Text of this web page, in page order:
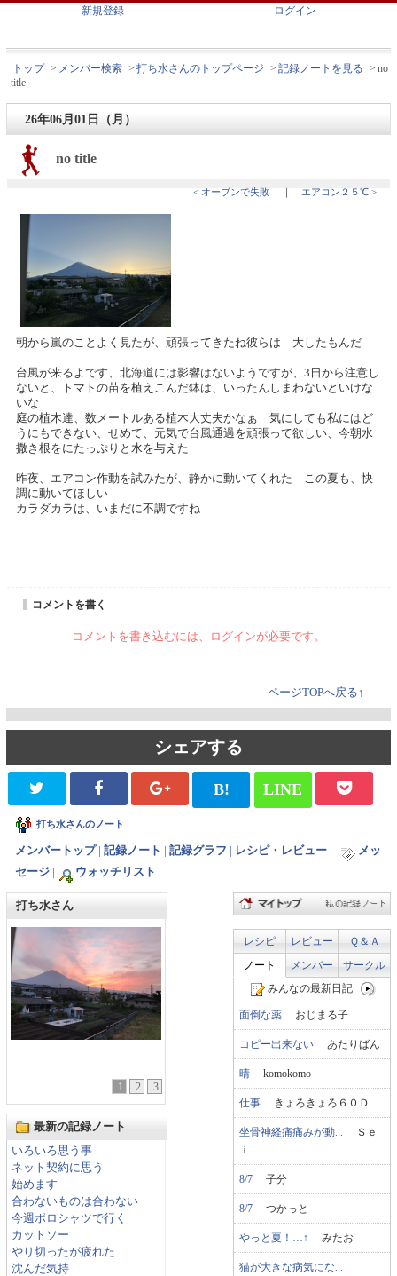
新規登録 ログイン
トップ > メンバー検索 > 打ち水さんのトップページ > 記録ノートを見る > no
title
26年06月01日（月）
no title
< オーブンで失敗 ｜ エアコン２５℃ >
朝から嵐のことよく見たが、頑張ってきたね彼らは 大したもんだ
台風が来るよです、北海道には影響はないようですが、3日から注意し
ないと、トマトの苗を植えこんだ鉢は、いったんしまわないといけな
いな
庭の植木達、数メートルある植木大丈夫かなぁ 気にしても私にはど
うにもできない、せめて、元気で台風通過を頑張って欲しい、今朝水
撒き根をにたっぷりと水を与えた
昨夜、エアコン作動を試みたが、静かに動いてくれた この夏も、快
調に動いてほしい
カラダカラは、いまだに不調ですね
コメントを書く
コメントを書き込むには、ログインが必要です。
ページTOPへ戻る↑
シェアする
B! LINE
打ち水さんのノート
メンバートップ| 記録ノート 記録グラフ レシピ・レビュー
メッ
セージ
ウォッチリスト
打ち水さん
1 2 3
最新の記録ノート
いろいろ思う事
ネット契約に思う
始めます
合わないものは合わない
今週ポロシャツで行く
カットソー
やり切ったが疲れた
沈んだ気持
レシピ レビュー
Ｑ＆Ａ
ノート
メンバー
サークル
みんなの最新日記
面倒な薬 おじまる子
コピー出来ない あたりばん
晴 komokomo
仕事 きょろきょろ６０Ｄ
坐骨神経痛痛みが動...
Ｓｅ
ｉ
8/7 子分
8/7 つかっと
やっと夏！…↑ みたお
猫が大きな病気にな...